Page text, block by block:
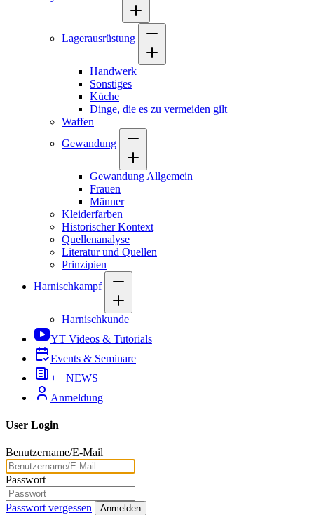
Lagerausrüstung
Handwerk
Sonstiges
Küche
Dinge, die es zu vermeiden gilt
Waffen
Gewandung
Gewandung Allgemein
Frauen
Männer
Kleiderfarben
Historischer Kontext
Quellenanalyse
Literatur und Quellen
Prinzipien
Harnischkampf
Harnischkunde
YT Videos & Tutorials
Events & Seminare
++ NEWS
Anmeldung
User Login
Benutzername/E-Mail
Passwort
Passwort vergessen Anmelden